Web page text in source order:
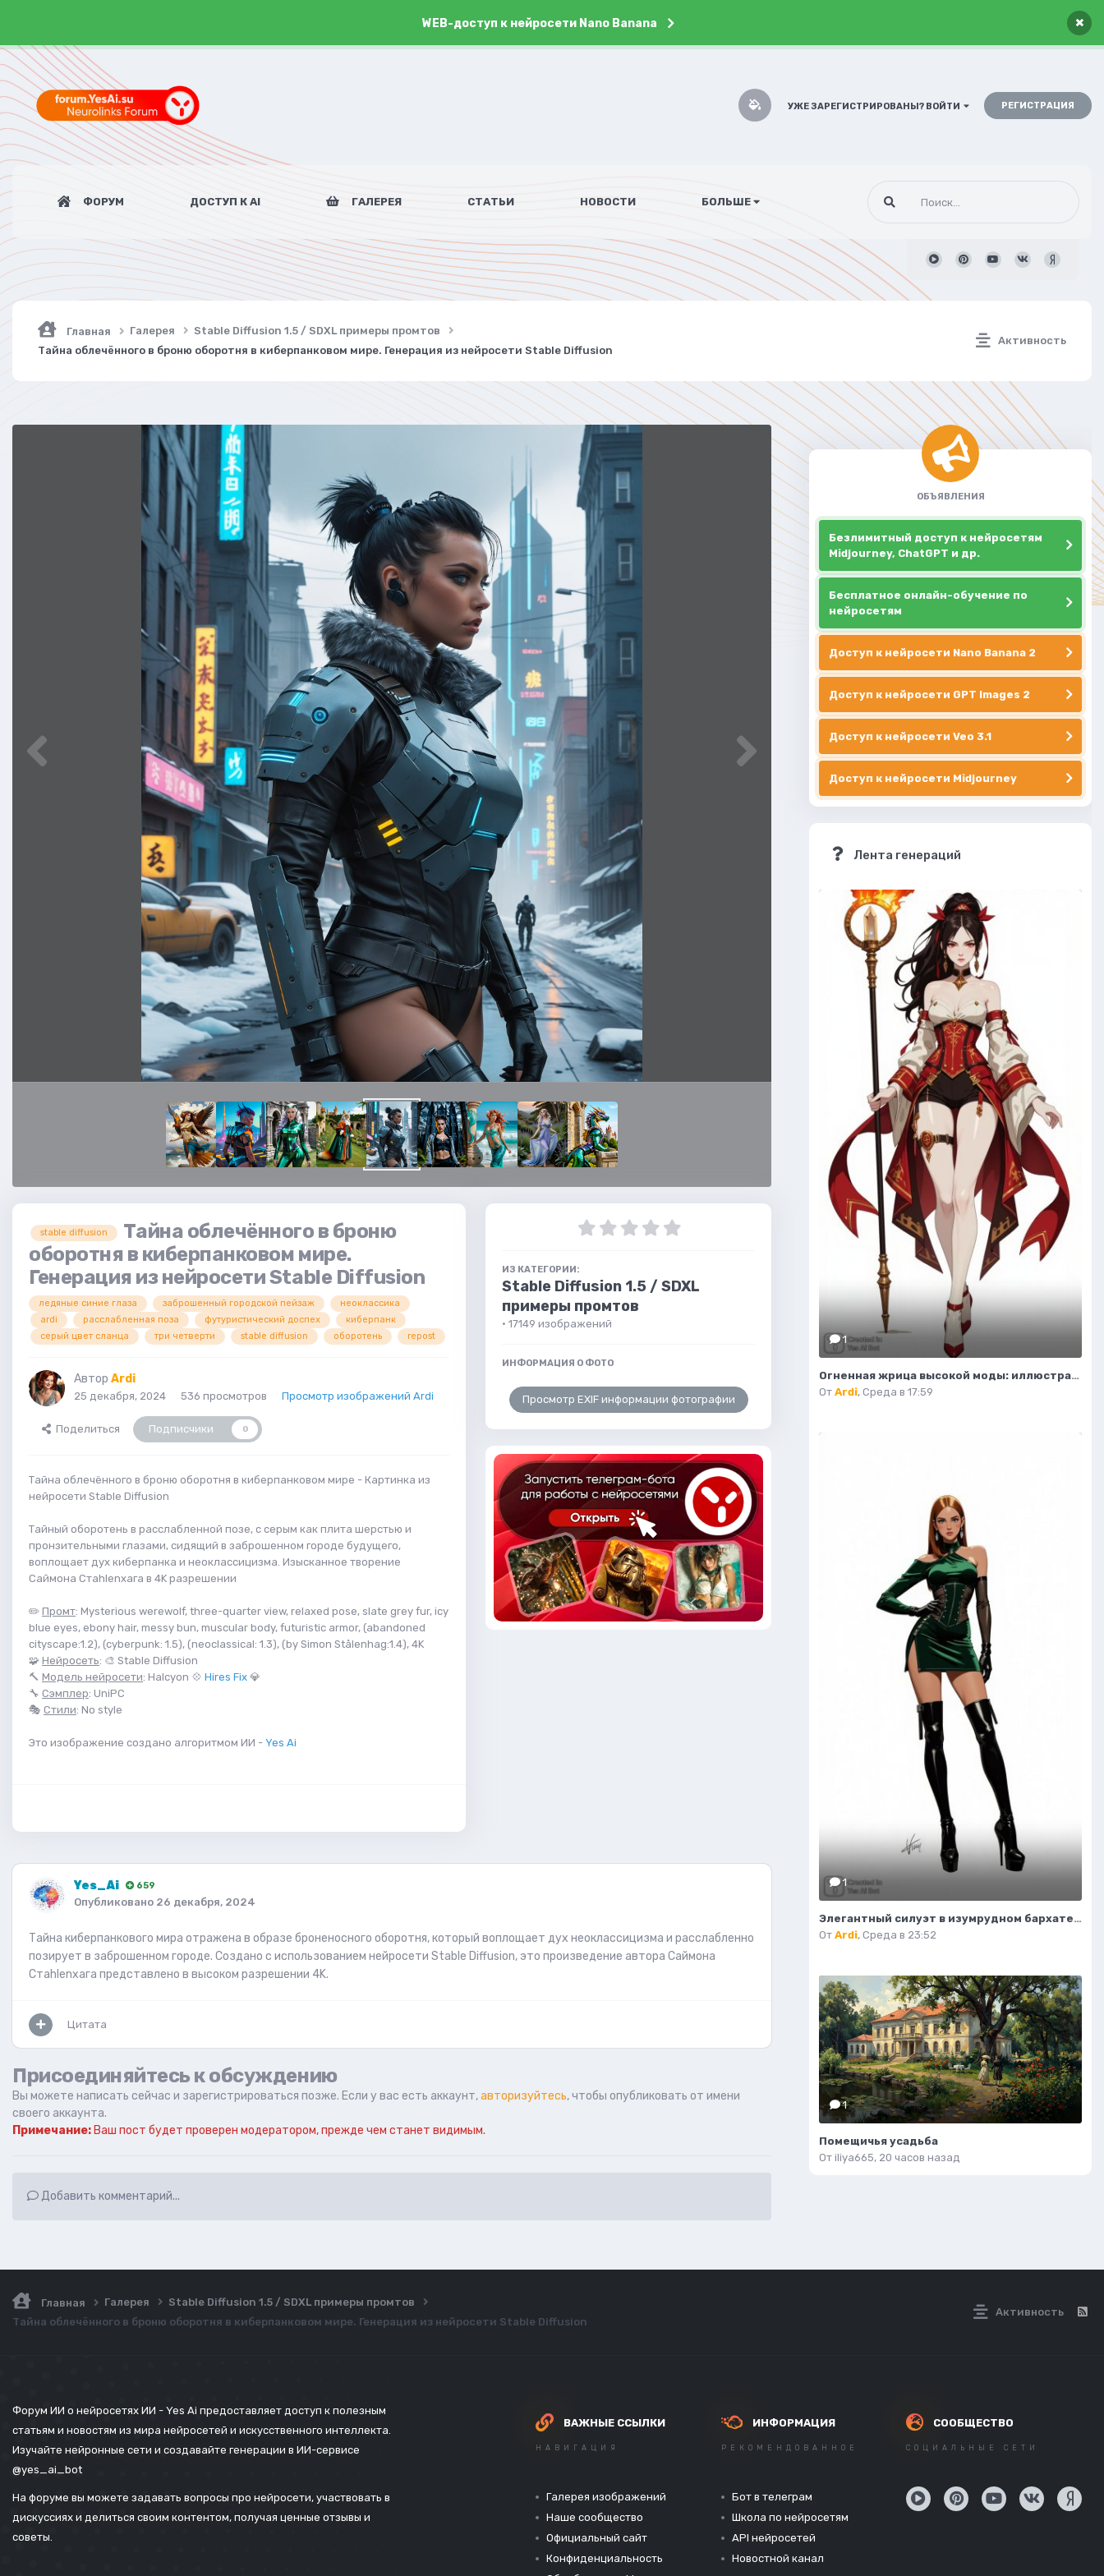
WEB-доступ к нейросети Nano Banana ×
УЖЕ ЗАРЕГИСТРИРОВАНЫ? ВОЙТИ РЕГИСТРАЦИЯ
ФОРУМ ДОСТУП К AI ГАЛЕРЕЯ СТАТЬИ НОВОСТИ БОЛЬШЕ
Активность
Главная Галерея
Stable Diffusion 1.5 / SDXL примеры промтов
Тайна облечённого в броню оборотня в киберпанковом мире. Генерация из нейросети Stable Diffusion
stable diffusion
Тайна облечённого в броню
оборотня в киберпанковом мире.
Генерация из нейросети Stable Diffusion
ледяные синие глаза заброшенный городской пейзаж
неоклассика
ardi
расслабленная поза футуристический доспех
киберпанк
серый цвет сланца
три четверти stable diffusion оборотень repost
Автор Ardi
25 декабря, 2024 536 просмотров Просмотр изображений Ardi
Поделиться Подписчики 0
Тайна облечённого в броню оборотня в киберпанковом мире - Картинка из
нейросети Stable Diffusion
Тайный оборотень в расслабленной позе, с серым как плита шерстью и
пронзительными глазами, сидящий в заброшенном городе будущего,
воплощает дух киберпанка и неоклассицизма. Изысканное творение
Саймона Стahlenхага в 4K разрешении
✏️ Промт: Mysterious werewolf, three-quarter view, relaxed pose, slate grey fur, icy
blue eyes, ebony hair, messy bun, muscular body, futuristic armor, (abandoned
cityscape:1.2), (cyberpunk: 1.5), (neoclassical: 1.3), (by Simon Stålenhag:1.4), 4K
🧩 Нейросеть: 🎨 Stable Diffusion
🔨 Модель нейросети: Halcyon 💠 Hires Fix 💎
🔧 Сэмплер: UniPC
🎭 Стили: No style
Это изображение создано алгоритмом ИИ - Yes Ai
ИЗ КАТЕГОРИИ:
Stable Diffusion 1.5 / SDXL
примеры промтов
· 17149 изображений
ИНФОРМАЦИЯ О ФОТО
Просмотр EXIF информации фотографии
Yes_Ai 659
Опубликовано 26 декабря, 2024
Тайна киберпанкового мира отражена в образе броненосного оборотня, который воплощает дух неоклассицизма и расслабленно
позирует в заброшенном городе. Создано с использованием нейросети Stable Diffusion, это произведение автора Саймона
Стahlenхага представлено в высоком разрешении 4K.
Цитата
Присоединяйтесь к обсуждению
Вы можете написать сейчас и зарегистрироваться позже. Если у вас есть аккаунт,авторизуйтесь, чтобы опубликовать от имени
своего аккаунта.
Примечание: Ваш пост будет проверен модератором, прежде чем станет видимым.
Добавить комментарий...
ОБЪЯВЛЕНИЯ
Безлимитный доступ к нейросетям
Midjourney, ChatGPT и др.
Бесплатное онлайн-обучение по
нейросетям
Доступ к нейросети Nano Banana 2
Доступ к нейросети GPT Images 2
Доступ к нейросети Veo 3.1
Доступ к нейросети Midjourney
Лента генераций
1
Огненная жрица высокой моды: иллюстрация в стиле фэнтези. Изображение из нейронной сети Flux.1
От Ardi, Среда в 17:59
1
Элегантный силуэт в изумрудном бархате и дерзких ботфортах. Нейросеть Flux 1
От Ardi, Среда в 23:52
1
Помещичья усадьба
От iliya665, 20 часов назад
Активность
Главная Галерея
Stable Diffusion 1.5 / SDXL примеры промтов
Тайна облечённого в броню оборотня в киберпанковом мире. Генерация из нейросети Stable Diffusion
Форум ИИ о нейросетях ИИ - Yes Ai предоставляет доступ к полезным
статьям и новостям из мира нейросетей и искусственного интеллекта.
Изучайте нейронные сети и создавайте генерации в ИИ-сервисе
@yes_ai_bot
На форуме вы можете задавать вопросы про нейросети, участвовать в
дискуссиях и делиться своим контентом, получая ценные отзывы и
советы.
ВАЖНЫЕ ССЫЛКИ
НАВИГАЦИЯ
Галерея изображений
Наше сообщество
Официальный сайт
Конфиденциальность
ИНФОРМАЦИЯ
РЕКОМЕНДОВАННОЕ
Бот в телеграм
Школа по нейросетям
API нейросетей
Новостной канал
СООБЩЕСТВО
СОЦИАЛЬНЫЕ СЕТИ